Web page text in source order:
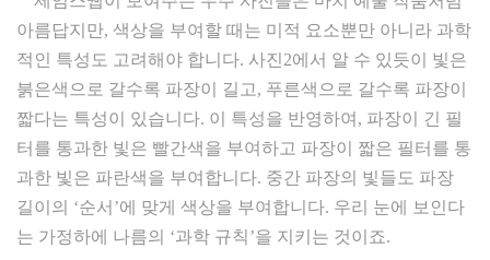
아름답지만, 색상을 부여할 때는 미적 요소뿐만 아니라 과학
적인 특성도 고려해야 합니다. 사진2에서 알 수 있듯이 빛은
붉은색으로 갈수록 파장이 길고, 푸른색으로 갈수록 파장이
짧다는 특성이 있습니다. 이 특성을 반영하여, 파장이 긴 필
터를 통과한 빛은 빨간색을 부여하고 파장이 짧은 필터를 통
과한 빛은 파란색을 부여합니다. 중간 파장의 빛들도 파장
길이의 ‘순서’에 맞게 색상을 부여합니다. 우리 눈에 보인다
는 가정하에 나름의 ‘과학 규칙’을 지키는 것이죠.